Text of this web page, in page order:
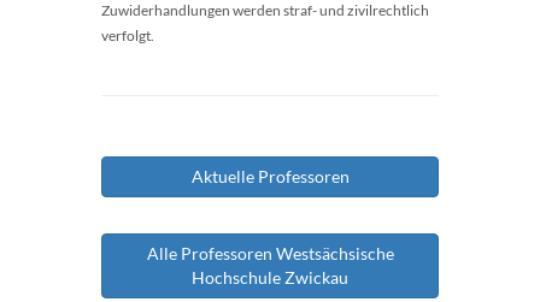
Zuwiderhandlungen werden straf- und zivilrechtlich
verfolgt.
Aktuelle Professoren
Alle Professoren Westsächsische
Hochschule Zwickau